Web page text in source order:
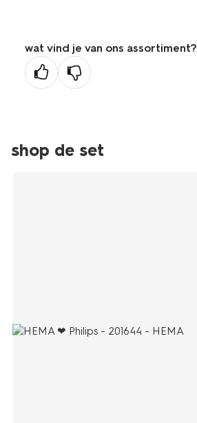
wat vind je van ons assortiment?
shop de set